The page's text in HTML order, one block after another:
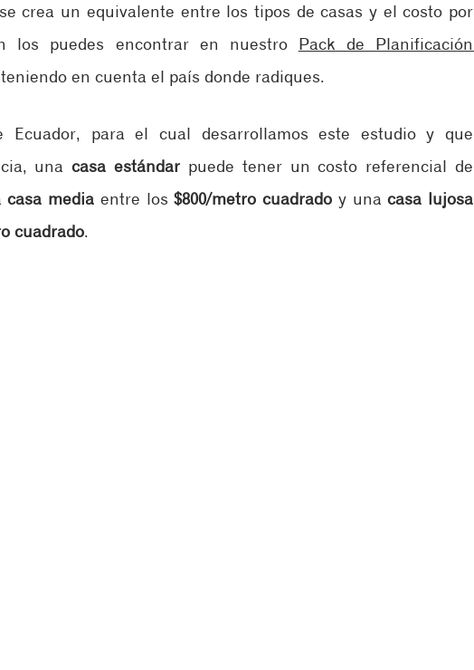
crea un equivalente entre los tipos de casas y el costo por
los puedes encontrar en nuestro Pack de Planificación
en cuenta el país donde radiques.
Ecuador, para el cual desarrollamos este estudio y que
una casa estándar puede tener un costo referencial
casa media entre los $800/metro cuadrado y una casa lujosa
cuadrado.